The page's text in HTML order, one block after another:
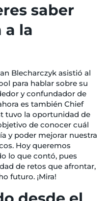
saber
a la
Blecharczyk asistió al
para hablar sobre su
y confundador de
es también Chief
tuvo la oportunidad de
de conocer cuál
y poder mejorar nuestra
Hoy queremos
lo que contó, pues
de retos que afrontar,
futuro. ¡Mira!